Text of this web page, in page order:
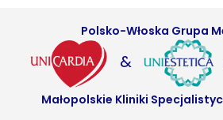
Polsko-Włoska Grupa
&
Małopolskie Kliniki